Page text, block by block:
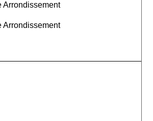
Arrondissement
Arrondissement